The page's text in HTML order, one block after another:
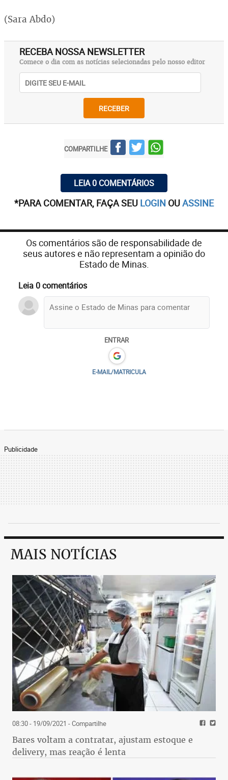
(Sara Abdo)
RECEBA NOSSA NEWSLETTER
Comece o dia com as notícias selecionadas pelo nosso editor
RECEBER
COMPARTILHE
LEIA 0 COMENTÁRIOS
*PARA COMENTAR, FAÇA SEU LOGIN OUASSINE
Os comentários são de responsabilidade de
seus autores e não representam a opinião do
Estado de Minas.
Leia 0 comentários
ENTRAR
E-MAIL/MATRICULA
Publicidade
MAIS NOTÍCIAS
08:30 - 19/09/2021 - Compartilhe
Bares voltam a contratar, ajustam estoque e
delivery, mas reação é lenta